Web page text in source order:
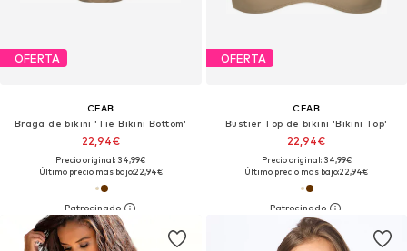
OFERTA
CFAB
Braga de bikini 'Tie Bikini Bottom'
22,94€
Precio original: 34,99€
Último precio más bajo:22,94€
OFERTA
CFAB
Bustier Top de bikini 'Bikini Top'
22,94€
Precio original: 34,99€
Último precio más bajo:22,94€